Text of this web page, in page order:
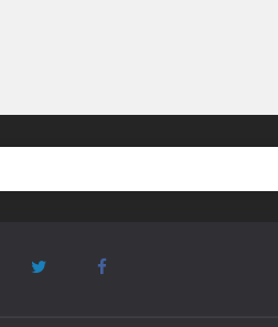
۲۶ October ۲۰۲۵